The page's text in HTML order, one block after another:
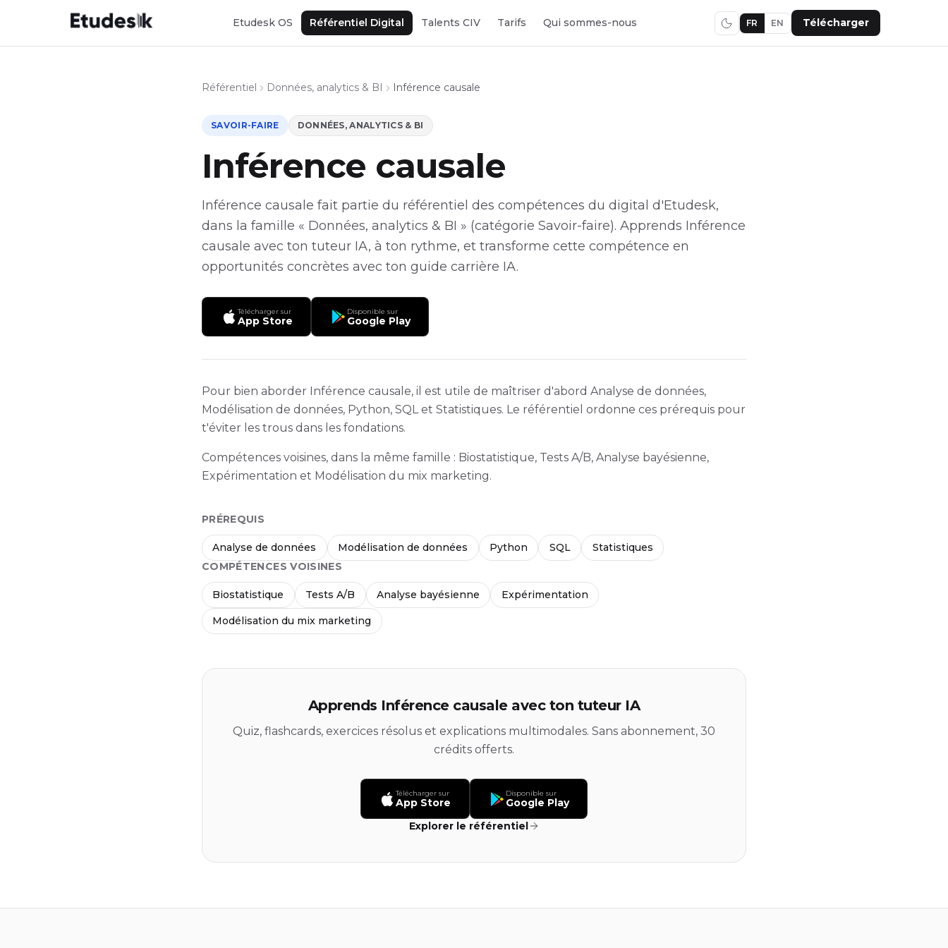
Etudesk OS Référentiel Digital Talents CIV Tarifs Qui sommes-nous FR EN Télécharger
Référentiel Données, analytics & BI Inférence causale
SAVOIR-FAIRE DONNÉES, ANALYTICS & BI
Inférence causale
Inférence causale fait partie du référentiel des compétences du digital d'Etudesk,
dans la famille « Données, analytics & BI » (catégorie Savoir-faire). Apprends Inférence
causale avec ton tuteur IA, à ton rythme, et transforme cette compétence en
opportunités concrètes avec ton guide carrière IA.
Télécharger sur
App Store
Disponible sur
Google Play
Pour bien aborder Inférence causale, il est utile de maîtriser d'abord Analyse de données,
Modélisation de données, Python, SQL et Statistiques. Le référentiel ordonne ces prérequis pour
t'éviter les trous dans les fondations.
Compétences voisines, dans la même famille : Biostatistique, Tests A/B, Analyse bayésienne,
Expérimentation et Modélisation du mix marketing.
PRÉREQUIS
Analyse de données Modélisation de données Python SQL
Statistiques
COMPÉTENCES VOISINES
Biostatistique Tests A/B Analyse bayésienne Expérimentation
Modélisation du mix marketing
Apprends Inférence causale avec ton tuteur IA
Quiz, flashcards, exercices résolus et explications multimodales. Sans abonnement, 30
crédits offerts.
Télécharger sur
App Store
Disponible sur
Google Play
Explorer le référentiel